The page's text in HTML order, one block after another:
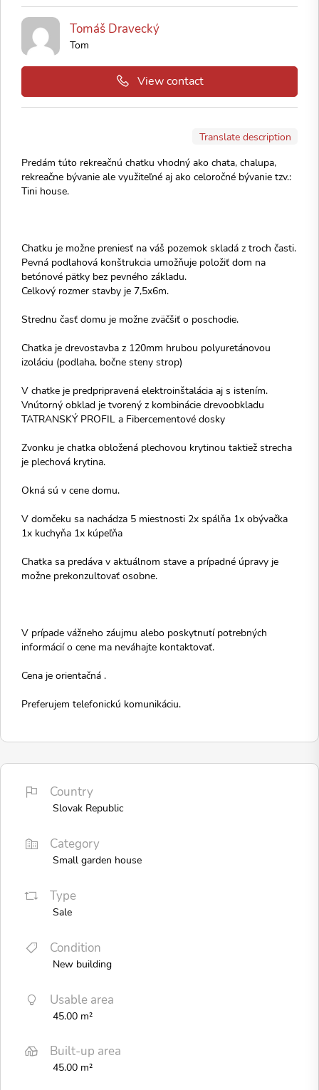
Tomáš Dravecký
Tom
View contact
Translate description
Predám túto rekreačnú chatku vhodný ako chata, chalupa,
rekreačne bývanie ale využiteľné aj ako celoročné bývanie tzv.:
Tini house.
Chatku je možne preniesť na váš pozemok skladá z troch časti.
Pevná podlahová konštrukcia umožňuje položiť dom na
betónové pätky bez pevného základu.
Celkový rozmer stavby je 7,5x6m.
Strednu časť domu je možne zväčšiť o poschodie.
Chatka je drevostavba z 120mm hrubou polyuretánovou
izoláciu (podlaha, bočne steny strop)
V chatke je predpripravená elektroinštalácia aj s istením.
Vnútorný obklad je tvorený z kombinácie drevoobkladu
TATRANSKÝ PROFIL a Fibercementové dosky
Zvonku je chatka obložená plechovou krytinou taktiež strecha
je plechová krytina.
Okná sú v cene domu.
V domčeku sa nachádza 5 miestnosti 2x spálňa 1x obývačka
1x kuchyňa 1x kúpeľňa
Chatka sa predáva v aktuálnom stave a prípadné úpravy je
možne prekonzultovať osobne.
V prípade vážneho záujmu alebo poskytnutí potrebných
informácií o cene ma neváhajte kontaktovať.
Cena je orientačná .
Preferujem telefonickú komunikáciu.
Country
Slovak Republic
Category
Small garden house
Type
Sale
Condition
New building
Usable area
45.00 m²
Built-up area
45.00 m²